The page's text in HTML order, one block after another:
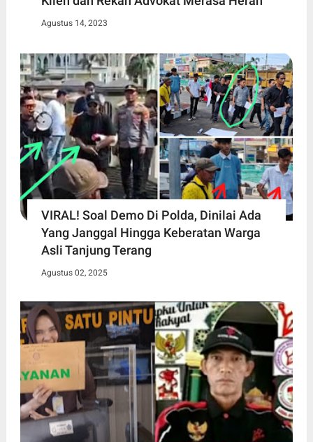
Agustus 14, 2023
VIRAL! Soal Demo Di Polda, Dinilai Ada
Yang Janggal Hingga Keberatan Warga
Asli Tanjung Terang
Agustus 02, 2025